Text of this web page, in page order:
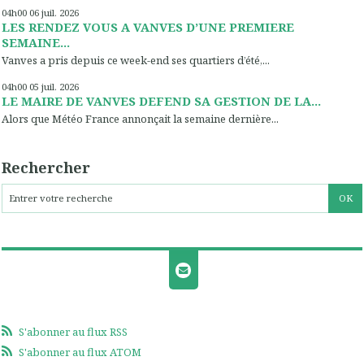
04h00 06 juil. 2026
LES RENDEZ VOUS A VANVES D’UNE PREMIERE
SEMAINE...
Vanves a pris depuis ce week-end ses quartiers d’été,...
04h00 05 juil. 2026
LE MAIRE DE VANVES DEFEND SA GESTION DE LA...
Alors que Météo France annonçait la semaine dernière...
Rechercher
S'abonner au flux RSS
S'abonner au flux ATOM